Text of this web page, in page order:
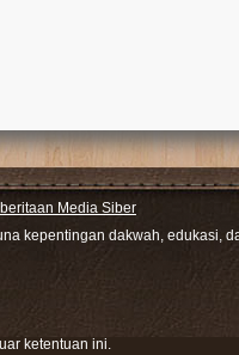
Media Siber
kepentingan dakwah, edukasi,
ketentuan ini.